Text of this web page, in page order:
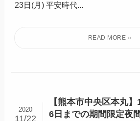
23日(月) 平安時代...
【熊本市中央区本丸
6日までの期間限定夜
2020
11/22